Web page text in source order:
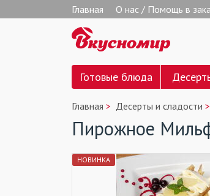
Главная О нас / Помощь в
Готовые блюда
Главная Десерты и сладости
Пирожное
НОВИНКА